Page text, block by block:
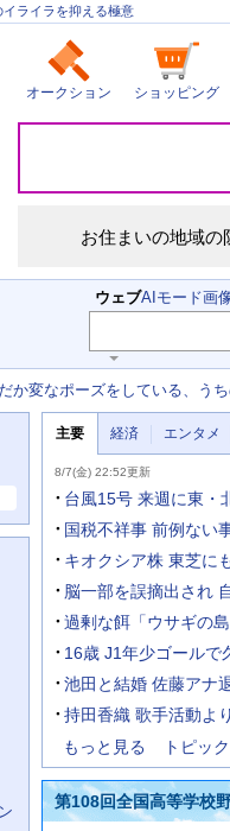
ライラを抑える極意
オークション ショッピング
災
お住まいの地域の
検
索
ウェブAIモード画
ワ
ー
力
補
助
を
開
く
か変なポーズをしている、う
ュ
ス
主要 経済 エンタメ
要
ニ
ー
8/7(金) 22:52更新
台風15号 来週に東・
国税不祥事 前例ない
キオクシア株 東芝に
脳一部を誤摘出され
過剰な餌「ウサギの
16歳 J1年少ゴールで
池田と結婚 佐藤アナ
持田香織 歌手活動よ
もっと見る トピッ
第108回全国高等学校